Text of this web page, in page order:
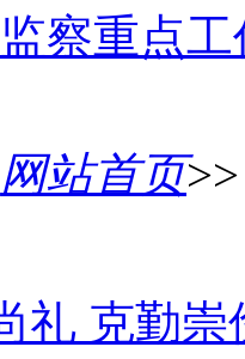
察重点
网站首页
礼 克勤崇